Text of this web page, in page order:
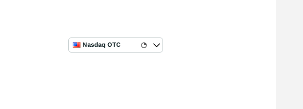
Nasdaq OTC